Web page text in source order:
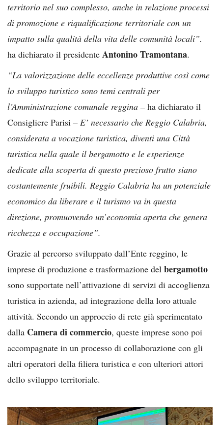
territorio nel suo complesso, anche in relazione processi
di promozione e riqualificazione territoriale con un
impatto sulla qualità della vita delle comunità locali”.
ha dichiarato il presidente Antonino Tramontana.
“La valorizzazione delle eccellenze produttive così come
lo sviluppo turistico sono temi centrali per
l’Amministrazione comunale reggina – ha dichiarato il
Consigliere Parisi – E’ necessario che Reggio Calabria,
considerata a vocazione turistica, diventi una Città
turistica nella quale il bergamotto e le esperienze
dedicate alla scoperta di questo prezioso frutto siano
costantemente fruibili. Reggio Calabria ha un potenziale
economico da liberare e il turismo va in questa
direzione, promuovendo un’economia aperta che genera
ricchezza e occupazione”.
Grazie al percorso sviluppato dall’Ente reggino, le
imprese di produzione e trasformazione del bergamotto
sono supportate nell’attivazione di servizi di accoglienza
turistica in azienda, ad integrazione della loro attuale
attività. Secondo un approccio di rete già sperimentato
dalla Camera di commercio, queste imprese sono poi
accompagnate in un processo di collaborazione con gli
altri operatori della filiera turistica e con ulteriori attori
dello sviluppo territoriale.